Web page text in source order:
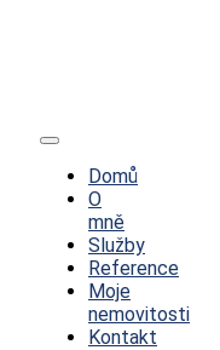
Toggle
NavigationDomů
O
mně
Služby
Reference
Moje
nemovitosti
Kontakt